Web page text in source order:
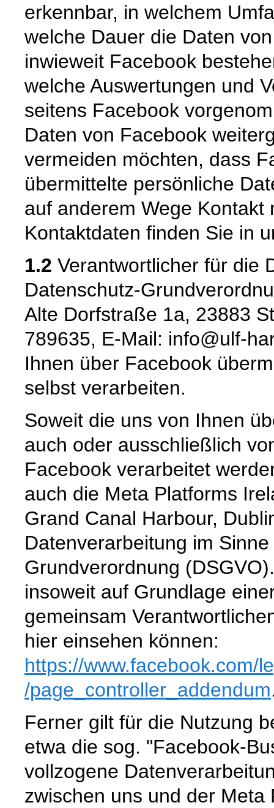
erkennbar, in welchem
welche Dauer die Daten
inwieweit Facebook
welche Auswertungen und
seitens Facebook
Daten von Facebook
vermeiden möchten, dass
übermittelte persönliche
auf anderem Wege
Kontaktdaten finden Sie in
1.2 Verantwortlicher für die
Datenschutz-
Alte Dorfstraße 1a, 23883
789635, E-Mail: info@ulf-
Ihnen über Facebook
selbst verarbeiten.
Soweit die uns von Ihnen
auch oder ausschließlich
Facebook verarbeitet
auch die Meta Platforms
Grand Canal Harbour,
Datenverarbeitung im
Grundverordnung
insoweit auf Grundlage
gemeinsam
hier einsehen können:
https://www.facebook.com/
/page_controller_addendum
Ferner gilt für die Nutzung
etwa die sog. "Facebook-
vollzogene
zwischen uns und der